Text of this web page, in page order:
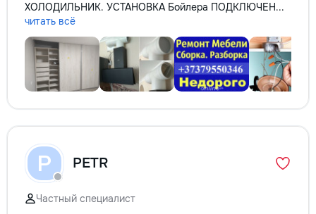
ХОЛОДИЛЬНИК. УСТАНОВКА Бойлера ПОДКЛЮЧЕН...
читать всё
P PETR
Частный специалист